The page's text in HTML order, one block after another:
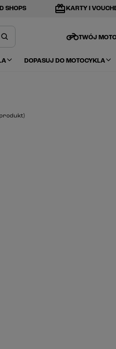
SHOPS redeem KARTY I
motorcycleTWÓJ
DOPASUJ DO MOTOCYKLA
produkt)